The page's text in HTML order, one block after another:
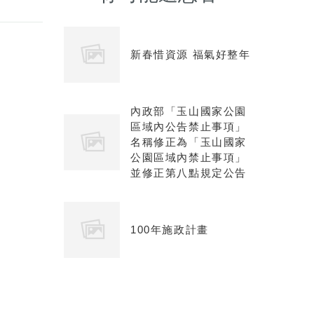
新春惜資源 福氣好整年
內政部「玉山國家公園
區域內公告禁止事項」
名稱修正為「玉山國家
公園區域內禁止事項」
並修正第八點規定公告
100年施政計畫